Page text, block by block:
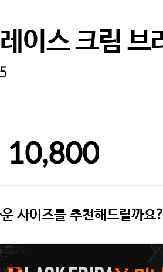
이스 크림 브
10,800
만원 할인 쿠폰(8.1~31)
만원 할인 쿠폰(8.1~31)
사이즈를 추천해드릴까요?